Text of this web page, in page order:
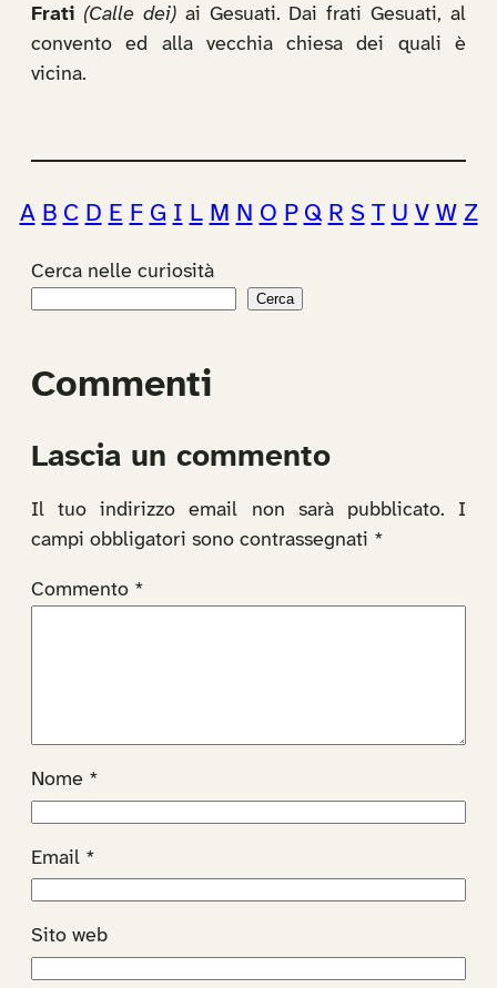
Frati (Calle dei)ai Gesuati. Dai frati Gesuati, al
convento ed alla vecchia chiesa dei quali è
vicina.
A B C D E F G I L M N O P Q R S T U V W Z
Cerca nelle curiosità
Cerca
Commenti
Lascia un commento
Il tuo indirizzo email non sarà pubblicato.
I
campi obbligatori sono contrassegnati *
Commento *
Nome *
Email *
Sito web